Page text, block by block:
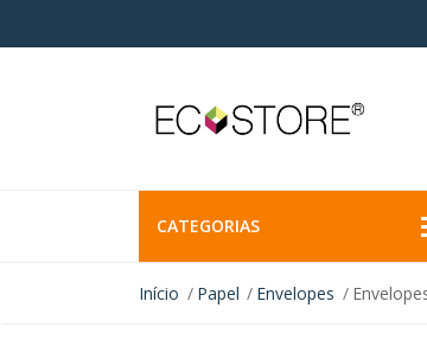
CATEGORIAS
Início Papel Envelopes